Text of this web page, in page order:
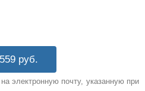
руб.
электронную почту, указанную при